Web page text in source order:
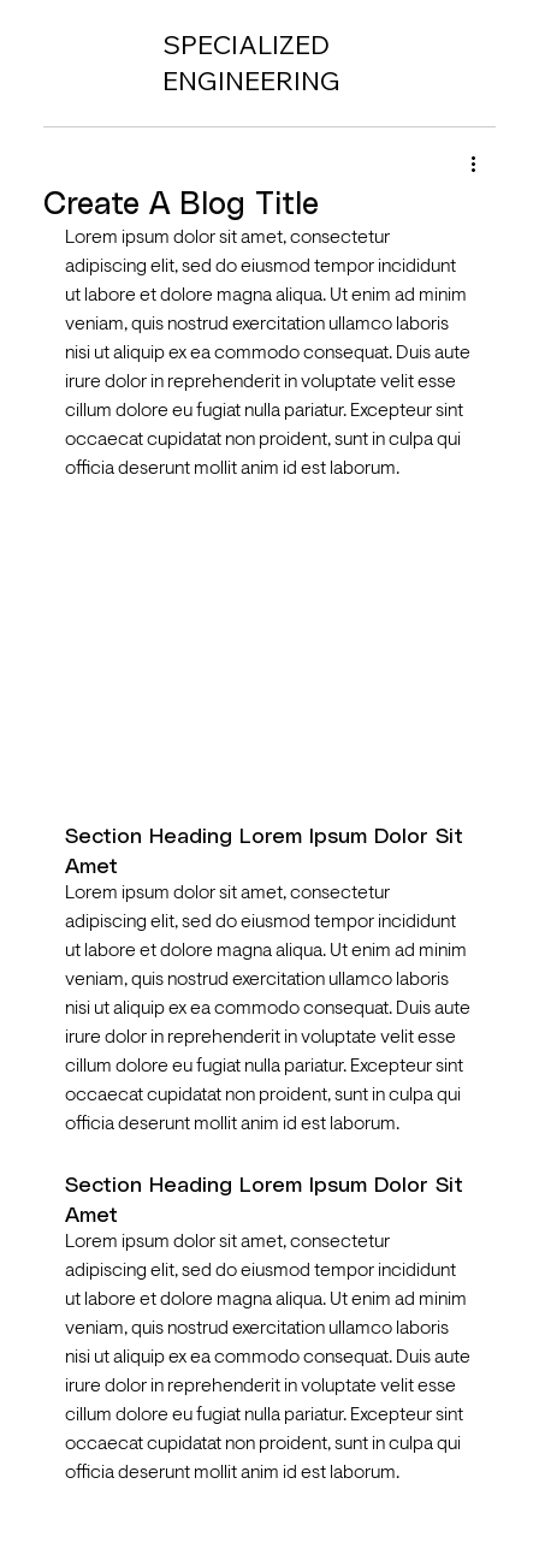
SPECIALIZED
ENGINEERING
Create A Blog Title
Lorem ipsum dolor sit amet, consectetur
adipiscing elit, sed do eiusmod tempor incididunt
ut labore et dolore magna aliqua. Ut enim ad minim
veniam, quis nostrud exercitation ullamco laboris
nisi ut aliquip ex ea commodo consequat. Duis aute
irure dolor in reprehenderit in voluptate velit esse
cillum dolore eu fugiat nulla pariatur. Excepteur sint
occaecat cupidatat non proident, sunt in culpa qui
officia deserunt mollit anim id est laborum.
Section Heading Lorem Ipsum Dolor Sit
Amet
Lorem ipsum dolor sit amet, consectetur
adipiscing elit, sed do eiusmod tempor incididunt
ut labore et dolore magna aliqua. Ut enim ad minim
veniam, quis nostrud exercitation ullamco laboris
nisi ut aliquip ex ea commodo consequat. Duis aute
irure dolor in reprehenderit in voluptate velit esse
cillum dolore eu fugiat nulla pariatur. Excepteur sint
occaecat cupidatat non proident, sunt in culpa qui
officia deserunt mollit anim id est laborum.
Section Heading Lorem Ipsum Dolor Sit
Amet
Lorem ipsum dolor sit amet, consectetur
adipiscing elit, sed do eiusmod tempor incididunt
ut labore et dolore magna aliqua. Ut enim ad minim
veniam, quis nostrud exercitation ullamco laboris
nisi ut aliquip ex ea commodo consequat. Duis aute
irure dolor in reprehenderit in voluptate velit esse
cillum dolore eu fugiat nulla pariatur. Excepteur sint
occaecat cupidatat non proident, sunt in culpa qui
officia deserunt mollit anim id est laborum.